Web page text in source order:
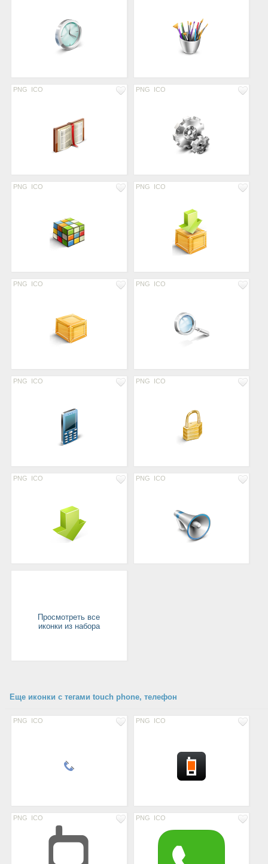
PNG ICO PNG ICO
PNG ICO PNG ICO
PNG ICO PNG ICO
PNG ICO PNG ICO
PNG ICO PNG ICO
Просмотреть все
иконки из набора
Еще иконки с тегами touch phone, телефон
PNG ICO PNG ICO
PNG ICO PNG ICO